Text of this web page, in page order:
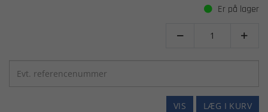
Er på lager
 
LÆG I KURV
VIS